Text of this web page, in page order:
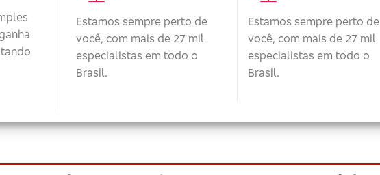
Estamos sempre perto de
você, com mais de 27 mil
especialistas em todo o
Brasil.
Estamos sempre perto de
você, com mais de 27 mil
especialistas em todo o
Brasil.